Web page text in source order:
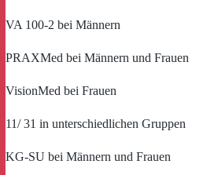
VA 100-2 bei Männern
PRAXMed bei Männern und Frauen
VisionMed bei Frauen
11/ 31 in unterschiedlichen Gruppen
KG-SU bei Männern und Frauen